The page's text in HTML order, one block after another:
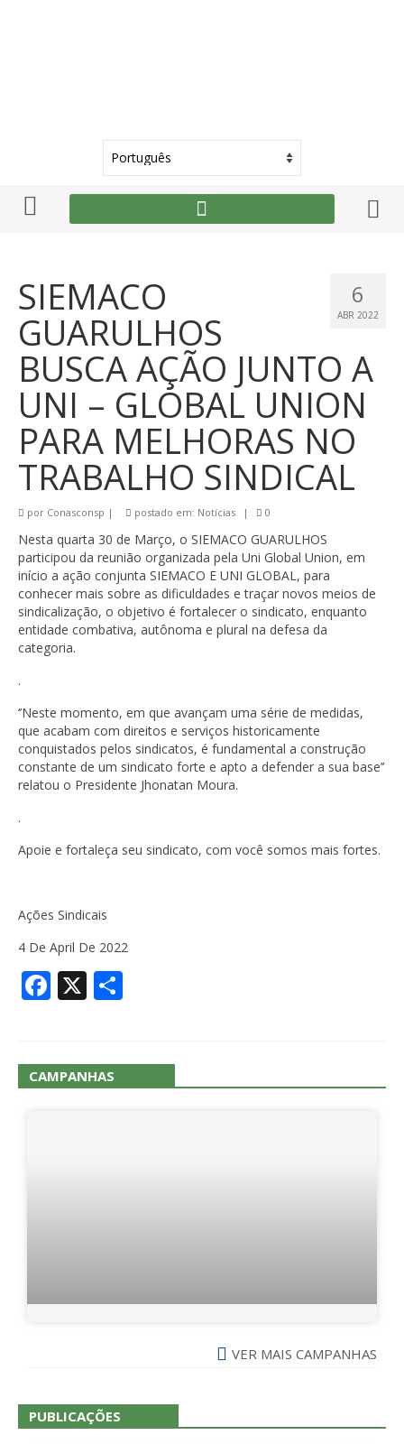
6
ABR 2022
SIEMACO
GUARULHOS
BUSCA AÇÃO JUNTO A
UNI – GLOBAL UNION
PARA MELHORAS NO
TRABALHO SINDICAL
por Conasconsp | postado em: Notícias | 0
Nesta quarta 30 de Março, o SIEMACO GUARULHOS
participou da reunião organizada pela Uni Global Union, em
início a ação conjunta SIEMACO E UNI GLOBAL, para
conhecer mais sobre as dificuldades e traçar novos meios de
sindicalização, o objetivo é fortalecer o sindicato, enquanto
entidade combativa, autônoma e plural na defesa da
categoria.
.
‘’Neste momento, em que avançam uma série de medidas,
que acabam com direitos e serviços historicamente
conquistados pelos sindicatos, é fundamental a construção
constante de um sindicato forte e apto a defender a sua base’’
relatou o Presidente Jhonatan Moura.
.
Apoie e fortaleça seu sindicato, com você somos mais fortes.
Ações Sindicais
4 De April De 2022
Facebook
X
CAMPANHAS
VER MAIS CAMPANHAS
PUBLICAÇÕES